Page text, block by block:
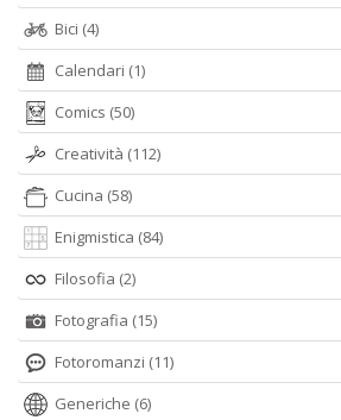
Bici (4)
Calendari (1)
Comics (50)
Creatività (112)
Cucina (58)
Enigmistica (84)
Filosofia (2)
Fotografia (15)
Fotoromanzi (11)
Generiche (6)